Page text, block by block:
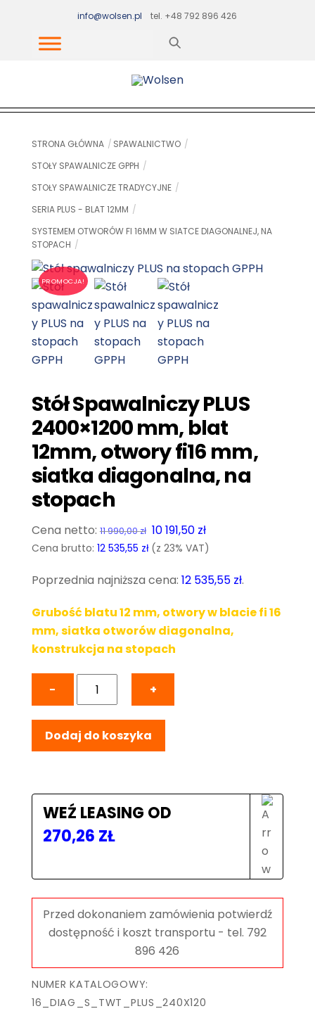
content
info@wolsen.pl tel. +48 792 896 426
STRONA GŁÓWNA
SPAWALNICTWO
STOŁY SPAWALNICZE GPPH
STOŁY SPAWALNICZE TRADYCYJNE
SERIA PLUS - BLAT 12MM
SYSTEMEM OTWORÓW FI 16MM W SIATCE DIAGONALNEJ, NA
STOPACH
PROMOCJA!
Stół Spawalniczy PLUS
2400×1200 mm, blat
12mm, otwory fi16 mm,
siatka diagonalna, na
stopach
11 990,00zł Pierwotna
cena
11
10 191,50 złAktualna
cena
10
Cena brutto: 12 535,55 zł(z 23% VAT)
Poprzednia najniższa cena: 12 535,55 zł.
Grubość blatu 12 mm, otwory w blacie fi 16
mm, siatka otworów diagonalna,
konstrukcja na stopach
−
ilość
Spawalniczy
PLUS
2400x1200
blat
12mm,
otwory
fi16
siatka
diagonalna,
na
stopach
+
Dodaj do koszyka
WEŹ LEASING OD
270,26 ZŁ
NUMER KATALOGOWY:
16_DIAG_S_TWT_PLUS_240X120